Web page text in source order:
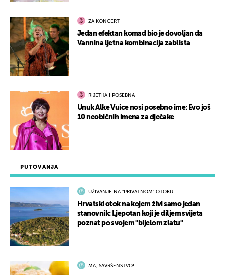
PUTOVANJA
UŽIVANJE NA "PRIVATNOM" OTOKU
Hrvatski otok na kojem živi samo jedan
stanovnik: Ljepotan koji je diljem svijeta
poznat po svojem "bijelom zlatu"
MA, SAVRŠENSTVO!
ZA KONCERT
Jedan efektan komad bio je dovoljan da
Vannina ljetna kombinacija zablista
RIJETKA I POSEBNA
Unuk Alke Vuice nosi posebno ime: Evo još
10 neobičnih imena za dječake